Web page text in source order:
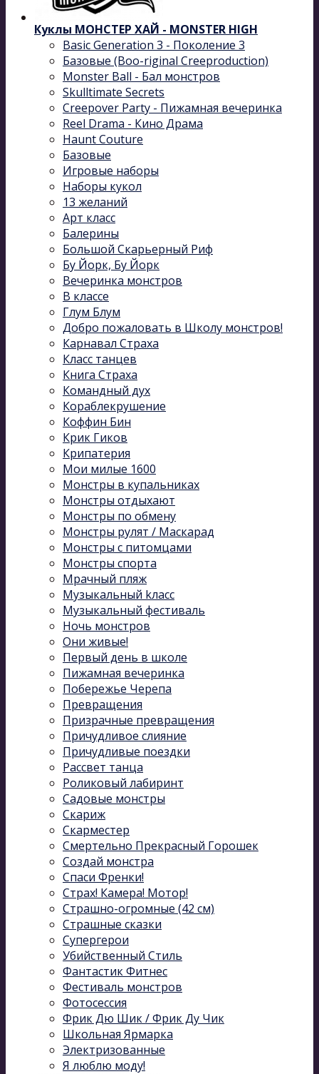
Куклы МОНСТЕР ХАЙ - MONSTER HIGH
Basic Generation 3 - Поколение 3
Базовые (Boo-riginal Creeproduction)
Monster Ball - Бал монстров
Skulltimate Secrets
Creepover Party - Пижамная вечеринка
Reel Drama - Кино Драма
Haunt Couture
Базовые
Игровые наборы
Наборы кукол
13 желаний
Арт класс
Балерины
Большой Скарьерный Риф
Бу Йорк, Бу Йорк
Вечеринка монстров
В классе
Глум Блум
Добро пожаловать в Школу монстров!
Карнавал Cтраха
Класс танцев
Книга Страха
Командный дух
Кораблекрушение
Коффин Бин
Крик Гиков
Крипатерия
Мои милые 1600
Монстры в купальниках
Монстры отдыхают
Монстры по обмену
Монстры рулят / Маскарад
Монстры с питомцами
Монстры спорта
Мрачный пляж
Музыкальный kласс
Музыкальный фестиваль
Ночь монстров
Они живые!
Первый день в школе
Пижамная вечеринка
Побережье Черепа
Превращения
Призрачные превращения
Причудливое слияние
Причудливые поездки
Рассвет танца
Роликовый лабиринт
Садовые монстры
Скариж
Скарместер
Смертельно Прекрасный Горошек
Создай монстра
Спаси Френки!
Страх! Камера! Мотор!
Страшно-огромные (42 см)
Страшные сказки
Супергерои
Убийственный Стиль
Фантастик Фитнес
Фестиваль монстров
Фотосессия
Фрик Дю Шик / Фрик Ду Чик
Школьная Ярмарка
Электризованные
Я люблю моду!